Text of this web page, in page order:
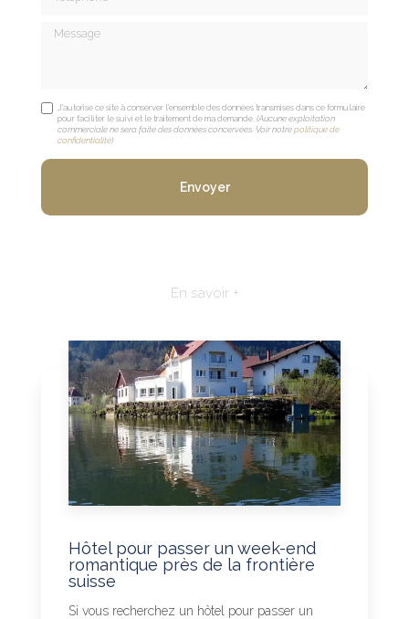
Message
J'autorise ce site à conserver l'ensemble des données transmises dans ce formulaire
pour faciliter le suivi et le traitement de ma demande.(Aucune exploitation
commerciale ne sera faite des données concervées. Voir notrepolitique de
confidentialité)
En savoir +
Hôtel pour passer un week-end
romantique près de la frontière
suisse
Si vous recherchez un hôtel pour passer un